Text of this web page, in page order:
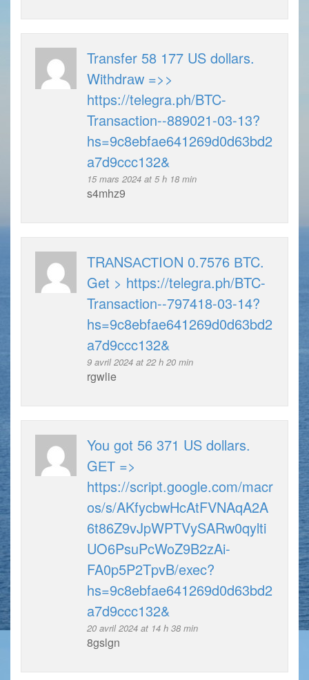
Transfer 58 177 US dollars.
Withdrаw =>>
https://telegra.ph/BTC-
Transaction--889021-03-13?
hs=9c8ebfae641269d0d63bd2
a7d9ccc132&
15 mars 2024 at 5 h 18 min
s4mhz9
TRАNSАСТIОN 0.7576 ВTC.
Get > https://telegra.ph/BTC-
Transaction--797418-03-14?
hs=9c8ebfae641269d0d63bd2
a7d9ccc132&
9 avril 2024 at 22 h 20 min
rgwlie
You got 56 371 US dollars.
GЕТ =>
https://script.google.com/macr
os/s/AKfycbwHcAtFVNAqA2A
6t86Z9vJpWPTVySARw0qylti
UO6PsuPcWoZ9B2zAi-
FA0p5P2TpvB/exec?
hs=9c8ebfae641269d0d63bd2
a7d9ccc132&
20 avril 2024 at 14 h 38 min
8gslgn